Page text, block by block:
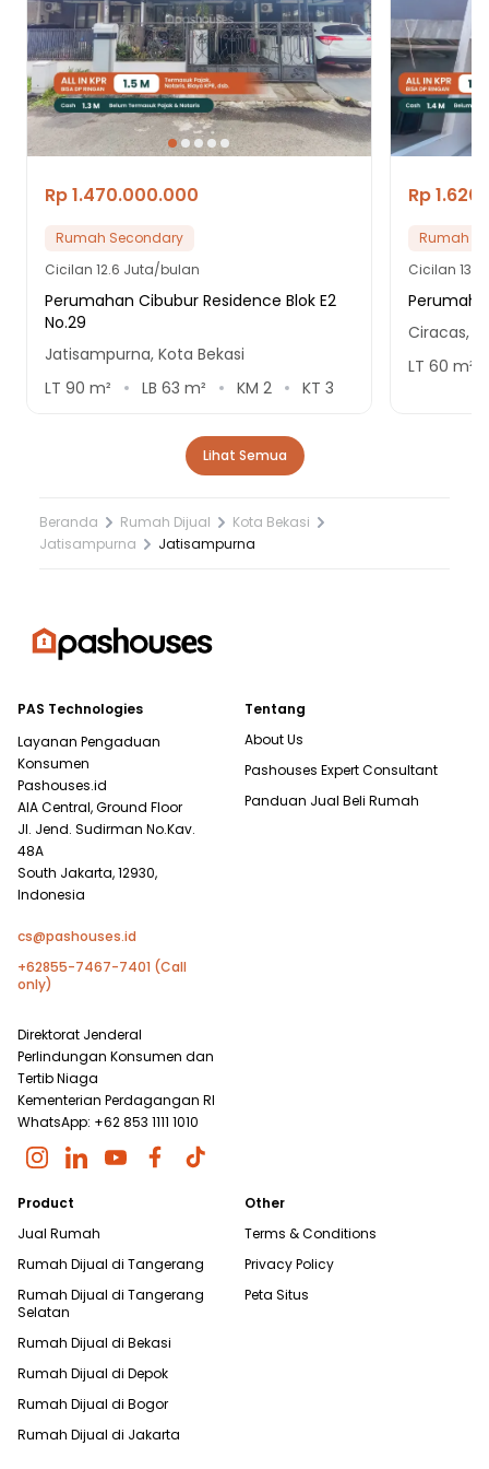
Rp 1.470.000.000
Rumah Secondary
Cicilan 12.6 Juta/bulan
Perumahan Cibubur Residence Blok E2
No.29
Jatisampurna, Kota Bekasi
LT 90 m² LB 63 m² KM 2 KT 3
Rp
Rumah
Cicilan
Ciracas,
LT 60 m²
Lihat Semua
Beranda Rumah Dijual
Kota Bekasi
Jatisampurna
Jatisampurna
PAS Technologies
Layanan Pengaduan
Konsumen
Pashouses.id
AIA Central, Ground Floor
Jl. Jend. Sudirman No.Kav.
48A
South Jakarta, 12930,
Indonesia
cs@pashouses.id
+62855-7467-7401 (Call
only)
Direktorat Jenderal
Perlindungan Konsumen dan
Tertib Niaga
Kementerian Perdagangan RI
WhatsApp: +62 853 1111 1010
Tentang
About Us
Pashouses Expert Consultant
Panduan Jual Beli Rumah
Product
Jual Rumah
Rumah Dijual di Tangerang
Rumah Dijual di Tangerang
Selatan
Rumah Dijual di Bekasi
Rumah Dijual di Depok
Rumah Dijual di Bogor
Rumah Dijual di Jakarta
Other
Terms & Conditions
Privacy Policy
Peta Situs